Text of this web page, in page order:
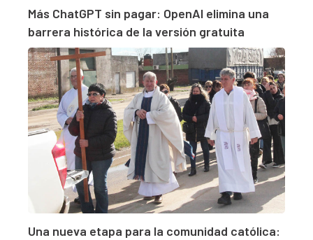
Más ChatGPT sin pagar: OpenAI elimina una
barrera histórica de la versión gratuita
Una nueva etapa para la comunidad católica: